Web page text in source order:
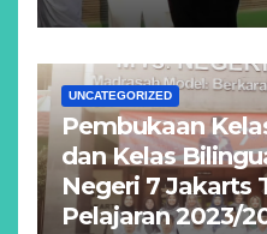
UNCATEGORIZED
Pembukaan
dan Kelas
Negeri 7 Jakarts
Pelajaran 2023/